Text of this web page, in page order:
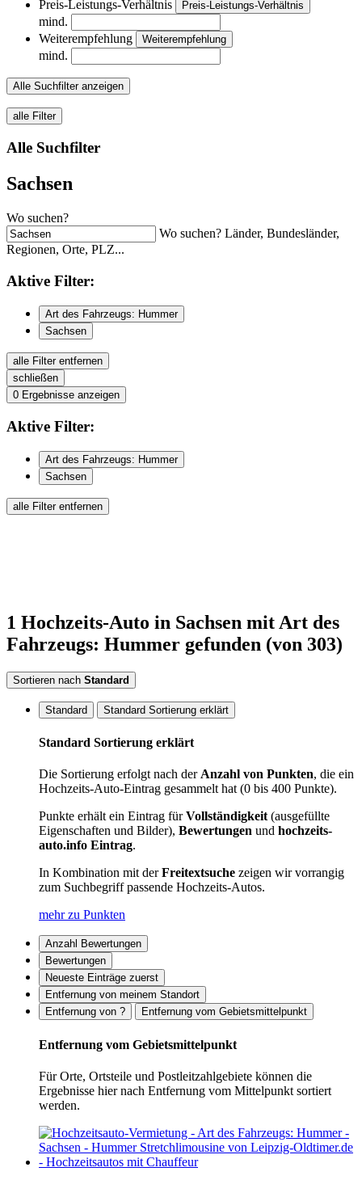
Preis-Leistungs-Verhältnis Preis-Leistungs-Verhältnis
mind.
Weiterempfehlung
Weiterempfehlung
mind.
Alle Suchfilter anzeigen
alle Filter
Alle Suchfilter
Sachsen
Wo suchen?
Wo suchen? Länder, Bundesländer,
Regionen, Orte, PLZ...
Aktive Filter:
Art des Fahrzeugs: Hummer
Sachsen
alle Filter entfernen
schließen
0 Ergebnisse anzeigen
Aktive Filter:
Art des Fahrzeugs: Hummer
Sachsen
alle Filter entfernen
1 Hochzeits-Auto in Sachsen mit Art des
Fahrzeugs: Hummer gefunden (von 303)
Sortieren nach Standard
Standard Standard Sortierung erklärt
Standard Sortierung erklärt
Die Sortierung erfolgt nach derAnzahl von Punkten, die ein
Hochzeits-Auto-Eintrag gesammelt hat (0 bis 400 Punkte).
Punkte erhält ein Eintrag fürVollständigkeit(ausgefüllte
Eigenschaften und Bilder), Bewertungen und hochzeits-
auto.info Eintrag.
In Kombination mit derFreitextsuche zeigen wir vorrangig
zum Suchbegriff passende Hochzeits-Autos.
mehr zu Punkten
Anzahl Bewertungen
Bewertungen
Neueste Einträge zuerst
Entfernung von meinem Standort
Entfernung von ?
Entfernung vom Gebietsmittelpunkt
Entfernung vom Gebietsmittelpunkt
Für Orte, Ortsteile und Postleitzahlgebiete können die
Ergebnisse hier nach Entfernung vom Mittelpunkt sortiert
werden.